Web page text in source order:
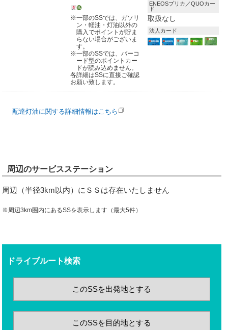
※一部のSSでは、ガソリ
ン・軽油・灯油以外の
購入でポイントが貯ま
らない場合がございま
す。
※一部のSSでは、バーコ
ード型のポイントカー
ドが読み込めません。
各詳細はSSに直接ご確認
お願い致します。
ENEOSプリカ／QUOカー
ド
取扱なし
法人カード
配達灯油に関する詳細情報はこちら
周辺のサービスステーション
周辺（半径3km以内）にＳＳは存在いたしません
※周辺3km圏内にあるSSを表示します（最大5件）
ドライブルート検索
このSSを出発地とする
このSSを目的地とする